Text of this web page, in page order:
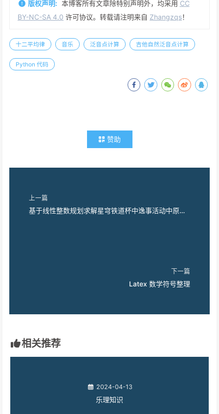
版权声明: 本博客所有文章除特别声明外，均采用 CC
BY-NC-SA 4.0 许可协议。转载请注明来自 Zhangzqs！
十二平均律 音乐 泛音点计算 吉他自然泛音点计算
Python 代码
赞助
上一篇
下一篇
Latex 数学符号整理
相关推荐
2024-04-13
乐理知识